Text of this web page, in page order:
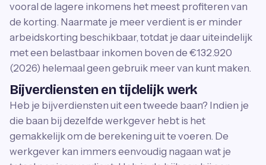
vooral de lagere inkomens het meest profiteren van
de korting. Naarmate je meer verdient is er minder
arbeidskorting beschikbaar, totdat je daar uiteindelijk
met een belastbaar inkomen boven de €132.920
(2026) helemaal geen gebruik meer van kunt maken.
Bijverdiensten en tijdelijk werk
Heb je bijverdiensten uit een tweede baan? Indien je
die baan bij dezelfde werkgever hebt is het
gemakkelijk om de berekening uit te voeren. De
werkgever kan immers eenvoudig nagaan wat je